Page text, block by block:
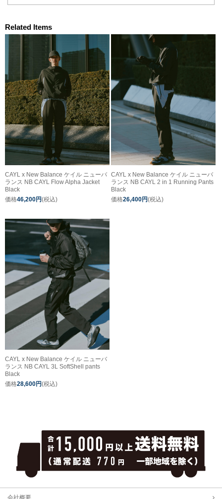
Related Items
CAYL x New Balance ケイル ニューバ
ランス NB CAYL Flow Alpha Jacket
Black
価格46,200円(税込)
CAYL x New Balance ケイル ニューバ
ランス NB CAYL 2 in 1 Running Pants
Black
価格26,400円(税込)
CAYL x New Balance ケイル ニューバ
ランス NB CAYL 3L SoftShell pants
Black
価格28,600円(税込)
会社概要